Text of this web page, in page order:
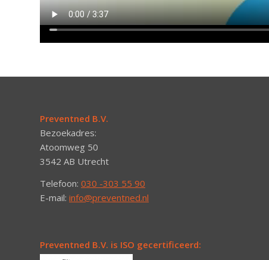
Preventned B.V.
Bezoekadres:
Atoomweg 50
3542 AB Utrecht
Telefoon: 030 -303 55 90
E-mail: info@preventned.nl
Preventned B.V. is ISO gecertificeerd: